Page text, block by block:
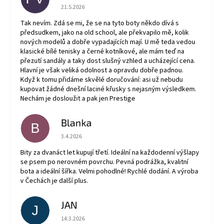
Hodnocení obchodu je 5 z 5 hvězdiček.
21.5.2026
Tak nevím. Zdá se mi, že se na tyto boty někdo dívá s
předsudkem, jako na old school, ale překvapilo mě, kolik
nových modelů a dobře vypadajících mají. U mě teda vedou
klasické bílé tenisky a černé kotníkové, ale mám teď na
přezutí sandály a taky dost slušný vzhled a ucházející cena.
Hlavní je však veliká odolnost a opravdu dobře padnou.
Když k tomu přidáme skvělé doručování: asi už nebudu
kupovat žádné dnešní laciné křusky s nejasným výsledkem.
Nechám je dosloužit a pak jen Prestige
B Blanka
Hodnocení obchodu je 5 z 5 hvězdiček.
3.4.2026
Bity za dvanáct let kupují třetí. Ideální na každodenní výšlapy
se psem po nerovném povrchu. Pevná podrážka, kvalitní
bota a ideální šířka. Velmi pohodlné! Rychlé dodání. A výroba
v Čechách je další plus.
J JAN
Hodnocení obchodu je 5 z 5 hvězdiček.
14.3.2026